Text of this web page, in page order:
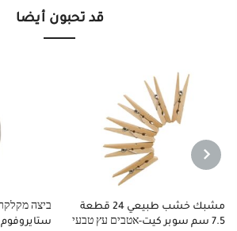
قد تحبون أيضا
مشبك خشب طبيعي 24 قطعة
7.5 سم سوبر كيت-אטבים עץ טבעי
ستايروفوم 15 سم